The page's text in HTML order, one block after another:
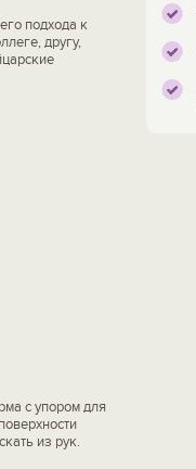
подхода к
другу,
с упором для
из рук.